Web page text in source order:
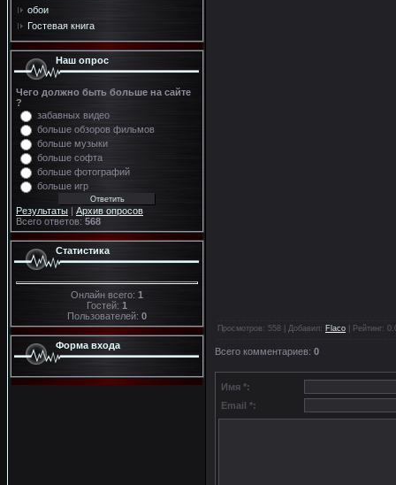
обои
Гостевая книга
Наш опрос
Чего должно быть больше на сайте
?
забавных видео
больше обзоров фильмов
больше музыки
больше софта
больше фотографий
больше игр
Результаты | Архив опросов
Всего ответов: 568
Статистика
Онлайн всего: 1
Гостей: 1
Пользователей: 0
Форма входа
Просмотров : 558 | Добавил: Flaco Рейтинг:
Всего комментариев: 0
Имя *:
Email *: